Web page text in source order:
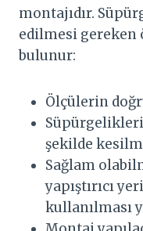
montajıdır.
edilmesi gereken
bulunur:
Ölçülerin
şekilde
Sağlam
yapıştırıcı
kullanılması